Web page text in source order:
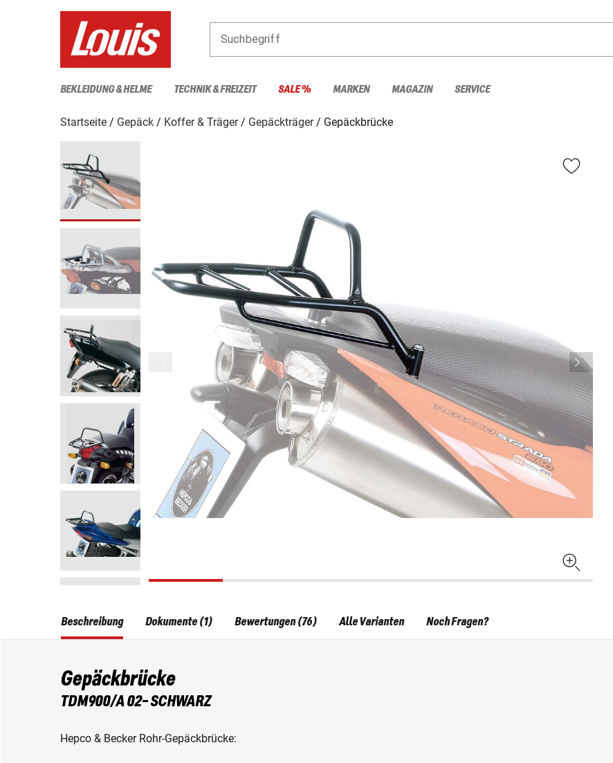
Suchbegriff
BEKLEIDUNG & HELME TECHNIK & FREIZEIT SALE % MARKEN MAGAZIN SERVICE
Startseite Gepäck Koffer & Träger Gepäckträger
Gepäckbrücke
Beschreibung
Gepäckbrücke
TDM900/A 02- SCHWARZ
Hepco & Becker Rohr-Gepäckbrücke:
Dokumente (1) Bewertungen (76) Alle Varianten Noch Fragen?